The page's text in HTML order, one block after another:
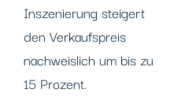
Inszenierung steigert
den Verkaufspreis
nachweislich um bis zu
15 Prozent.